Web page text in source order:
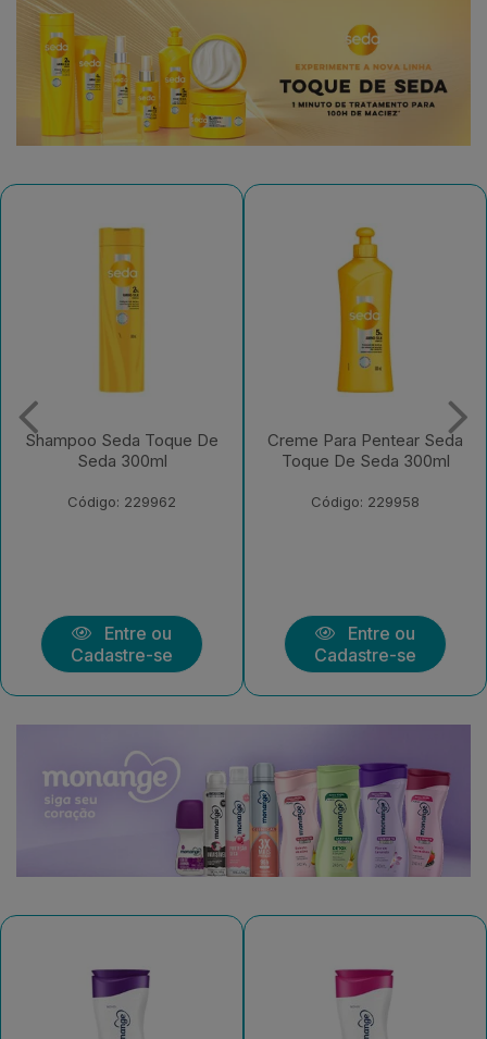
Creme Para Pentear Seda
Toque De Seda 300ml
Código: 229958
Entre ou
Cadastre-se
Condicionador Seda
Toque De Seda 250ml
Código: 229956
Entre ou
Cadastre-se